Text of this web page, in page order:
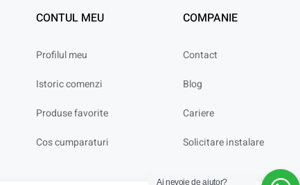
CONTUL MEU
Profilul meu
Istoric comenzi
Produse favorite
Cos cumparaturi
COMPANIE
Contact
Blog
Cariere
Solicitare instalare
Ai nevoie de ajutor?